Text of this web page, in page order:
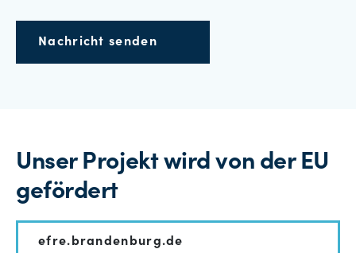
Nachricht senden
Unser Projekt wird von der EU
gefördert
efre.brandenburg.de